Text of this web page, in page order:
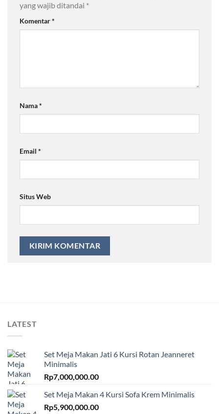
yang wajib ditandai *
Komentar*
Nama*
Email *
Situs Web
LATEST
Set Meja Makan Jati 6 Kursi Rotan Jeanneret
Minimalis
Rp7,000,000.00
Set Meja Makan 4 Kursi Sofa Krem Minimalis
Rp5,900,000.00